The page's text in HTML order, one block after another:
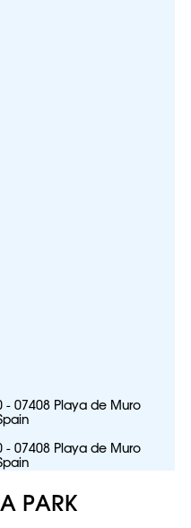
- 07408 Playa de Muro
- 07408 Playa de Muro
PARK